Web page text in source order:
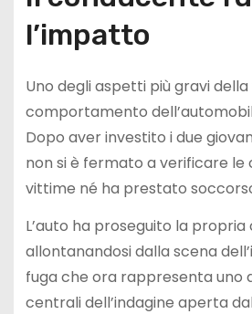
l’impatto
Uno degli aspetti più gravi
comportamento
Dopo aver investito i due
non si è fermato a verificare le
vittime né ha prestato
L’auto ha proseguito la propria
allontanandosi dalla scena
fuga che ora rappresenta uno
centrali dell’indagine aperta